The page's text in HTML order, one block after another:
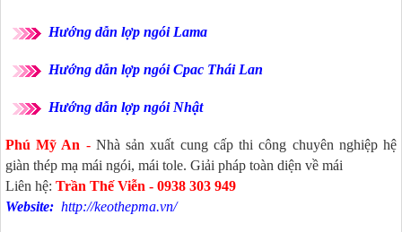
Hướng dẫn lợp ngói Lama
Hướng dẫn lợp ngói Cpac Thái Lan
Hướng dẫn lợp ngói Nhật
Phú Mỹ An -Nhà sản xuất cung cấp thi công chuyên nghiệp hệ
giàn thép mạ mái ngói, mái tole. Giải pháp toàn diện về mái
Liên hệ: Trần Thế Viễn - 0938 303 949
Website: http://keothepma.vn/